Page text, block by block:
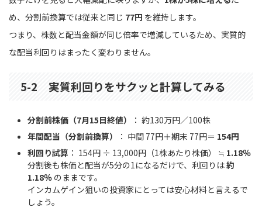
め、分割前換算では従来と同じ 77円 を維持します。
つまり、株数と配当金額が同じ倍率で増減しているため、実質的
な配当利回りはまったく変わりません。
5-2 実質利回りをサクッと計算してみる
分割前株価（7月15日終値）
： 約130万円／100株
年間配当（分割前換算）
： 中間 77円＋期末 77円＝ 154円
利回り試算 ： 154円 ÷ 13,000円（1株あたり株価） ≒ 1.18％
分割後も株価と配当が5分の1になるだけで、利回りは約
1.18％ のままです。
インカムゲイン狙いの投資家にとっては安心材料と言えるで
しょう。